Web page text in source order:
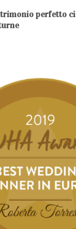
perfetto